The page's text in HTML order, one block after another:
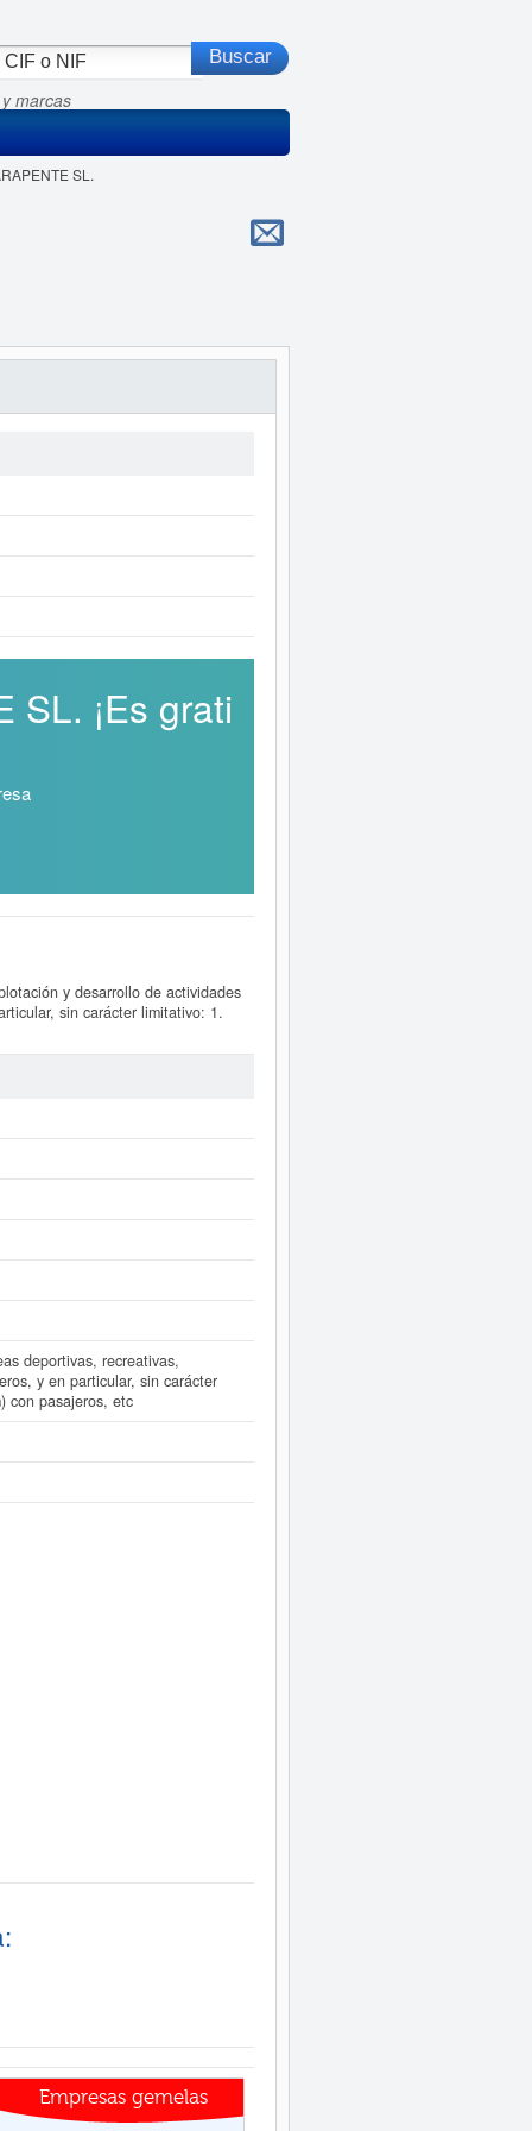
marcas
SL.
SL. ¡Es grati
y desarrollo de actividades
sin carácter limitativo: 1.
CNAE en la que está dada de
Industrial Estándar o SIC,
empresa, puede hacerlo en
deportivas, recreativas,
y en particular, sin carácter
con pasajeros, etc
Empresas gemelas